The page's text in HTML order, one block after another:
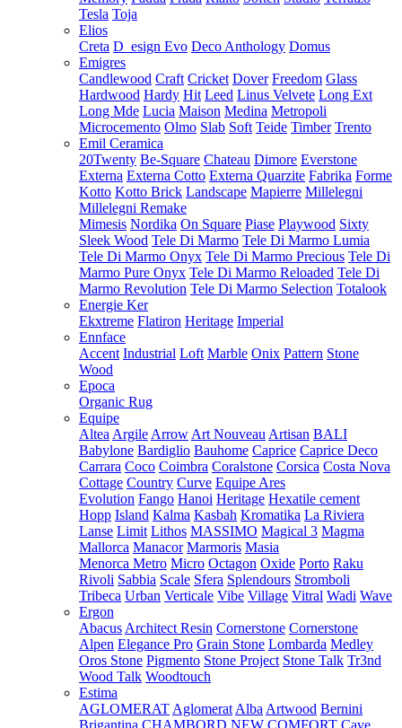
Tesla Toja
Elios
Creta D_esign Evo Deco Anthology Domus
Emigres
Candlewood Craft Cricket Dover Freedom Glass
Hardwood Hardy Hit Leed Linus Velvete Long Ext
Long Mde Lucia Maison Medina Metropoli
Microcemento Olmo Slab Soft Teide Timber Trento
Emil Ceramica
20Twenty Be-Square Chateau Dimore Everstone
Externa Externa Cotto Externa Quarzite Fabrika Forme
Kotto Kotto Brick Landscape Mapierre Millelegni
Millelegni Remake
Mimesis Nordika On Square Piase Playwood Sixty
Sleek Wood Tele Di Marmo Tele Di Marmo Lumia
Tele Di Marmo Onyx Tele Di Marmo Precious Tele Di
Marmo Pure Onyx Tele Di Marmo Reloaded Tele Di
Marmo Revolution Tele Di Marmo Selection Totalook
Energie Ker
Ekxtreme Flatiron Heritage Imperial
Ennface
Accent Industrial Loft Marble Onix Pattern Stone
Wood
Epoca
Organic Rug
Equipe
Altea Argile Arrow Art Nouveau Artisan BALI
Babylone Bardiglio Bauhome Caprice Caprice Deco
Carrara Coco Coimbra Coralstone Corsica Costa Nova
Cottage Country Curve Equipe Ares
Evolution Fango Hanoi Heritage Hexatile cement
Hopp Island Kalma Kasbah Kromatika La Riviera
Lanse Limit Lithos MASSIMO Magical 3 Magma
Mallorca Manacor Marmoris Masia
Menorca Metro Micro Octagon Oxide Porto Raku
Rivoli Sabbia Scale Sfera Splendours Stromboli
Tribeca Urban Verticale Vibe Village Vitral Wadi Wave
Ergon
Abacus Architect Resin Cornerstone Cornerstone
Alpen Elegance Pro Grain Stone Lombarda Medley
Oros Stone Pigmento Stone Project Stone Talk Tr3nd
Wood Talk Woodtouch
Estima
AGLOMERAT Aglomerat Alba Artwood Bernini